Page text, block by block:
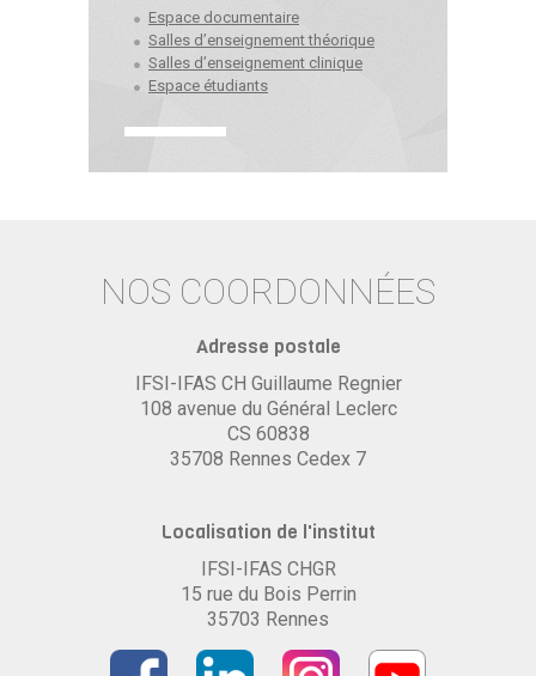
Espace documentaire
Salles d’enseignement théorique
Salles d’enseignement clinique
Espace étudiants
NOS COORDONNÉES
Adresse postale
IFSI-IFAS CH Guillaume Regnier
108 avenue du Général Leclerc
CS 60838
35708 Rennes Cedex 7
Localisation de l'institut
IFSI-IFAS CHGR
15 rue du Bois Perrin
35703 Rennes